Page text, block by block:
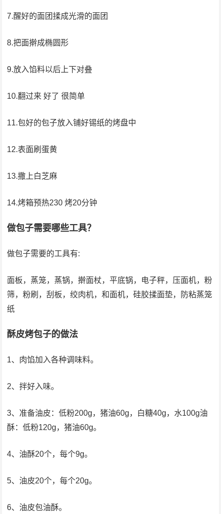
7.醒好的面团揉成光滑的面团
8.把面擀成椭圆形
9.放入馅料以后上下对叠
10.翻过来 好了 很简单
11.包好的包子放入铺好锡纸的烤盘中
12.表面刷蛋黄
13.撒上白芝麻
14.烤箱预热230 烤20分钟
做包子需要哪些工具？
做包子需要的工具有:
面板，蒸笼，蒸锅，擀面杖，平底锅，电子秤，压面机，粉
筛，粉刷，刮板，绞肉机，和面机，硅胶揉面垫，防粘蒸笼
纸
酥皮烤包子的做法
1、肉馅加入各种调味料。
2、拌好入味。
3、准备油皮：低粉200g，猪油60g，白糖40g，水100g油
酥：低粉120g，猪油60g。
4、油酥20个，每个9g。
5、油皮20个，每个20g。
6、油皮包油酥。